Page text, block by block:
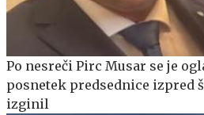
Po nesreči Pirc Musar se je
posnetek predsednice
izginil